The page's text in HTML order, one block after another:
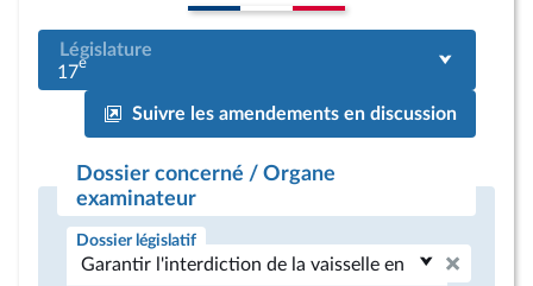
Législature
17e
Suivre les amendements en discussion
Dossier concerné / Organe
examinateur
Dossier législatif